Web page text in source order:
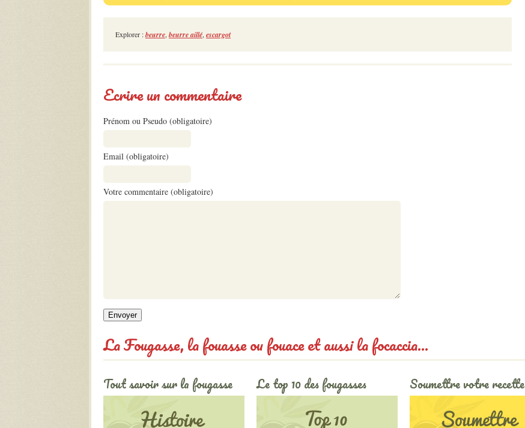
Explorer :beurre, beurre aillé, escargot
Ecrire un commentaire
Prénom ou Pseudo (obligatoire)
Email (obligatoire)
Votre commentaire (obligatoire)
La Fougasse, la fouasse ou fouace et aussi la focaccia...
Tout savoir sur la fougasse Le top 10 des fougasses Soumettre votre recette